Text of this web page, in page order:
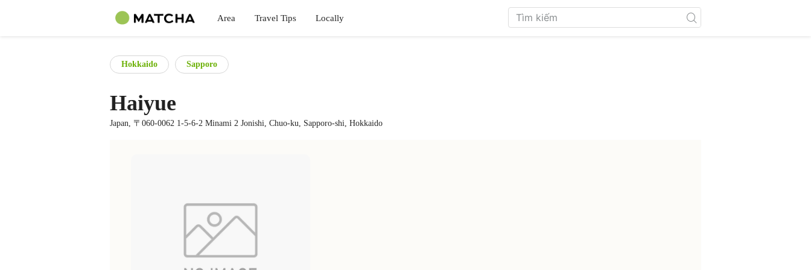
Area Travel Tips Locally
Hokkaido Sapporo
Haiyue
Japan, 〒060-0062 1-5-6-2 Minami 2 Jonishi, Chuo-ku, Sapporo-shi, Hokkaido